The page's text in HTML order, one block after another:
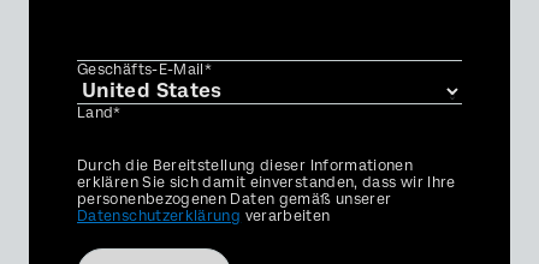
Geschäfts-E-Mail*
Land*
Privacy
Optin
Durch die Bereitstellung dieser Informationen
erklären Sie sich damit einverstanden, dass wir Ihre
personenbezogenen Daten gemäß unserer
Datenschutzerklärung verarbeiten